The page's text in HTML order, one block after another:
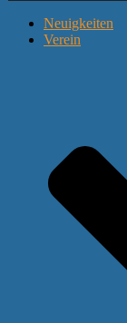
Neuigkeiten
Verein